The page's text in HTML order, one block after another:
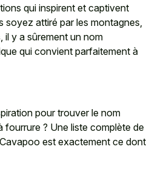
qui inspirent et captivent
soyez attiré par les montagnes,
il y a sûrement un nom
qui convient parfaitement à
pour trouver le nom
fourrure ? Une liste complète de
est exactement ce dont